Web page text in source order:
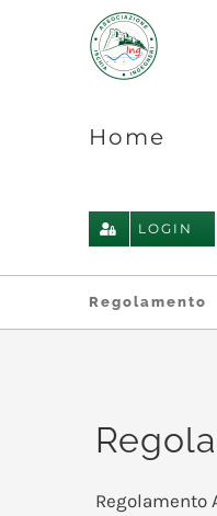
Home
LOGIN
Regolamento
Regolamento